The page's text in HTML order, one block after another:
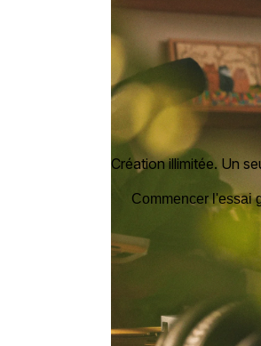
Création illimitée. Un
Commencer l'essai